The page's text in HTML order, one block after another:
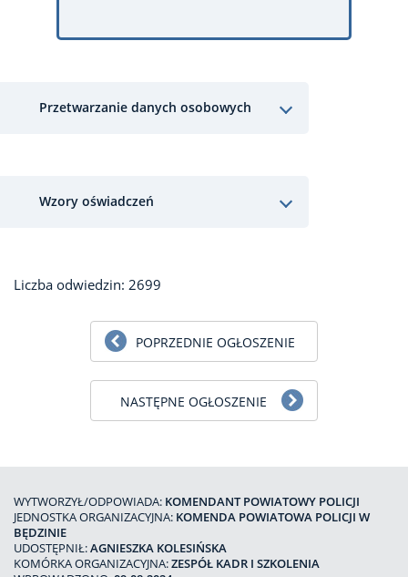
Przetwarzanie danych osobowych
Wzory oświadczeń
Liczba odwiedzin: 2699
POPRZEDNIE OGŁOSZENIE
NASTĘPNE OGŁOSZENIE
WYTWORZYŁ/ODPOWIADA: KOMENDANT POWIATOWY POLICJI
JEDNOSTKA ORGANIZACYJNA: KOMENDA POWIATOWA POLICJI W
BĘDZINIE
UDOSTĘPNIŁ:AGNIESZKA KOLESIŃSKA
KOMÓRKA ORGANIZACYJNA:ZESPÓŁ KADR I SZKOLENIA